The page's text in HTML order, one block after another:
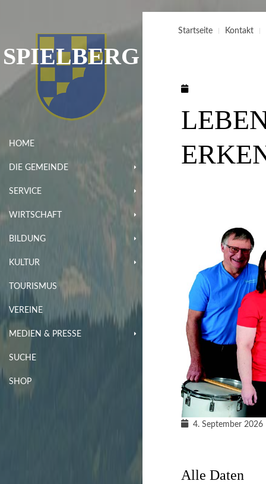
SPIELBERG
HOME
DIE GEMEINDE
SERVICE
WIRTSCHAFT
BILDUNG
KULTUR
TOURISMUS
VEREINE
MEDIEN & PRESSE
SUCHE
SHOP
Startseite Kontakt
4. September 2026
Alle Daten